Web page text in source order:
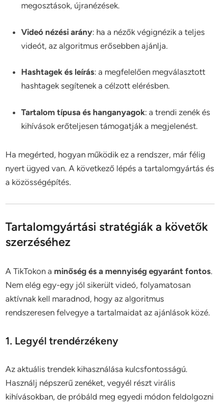
megosztások, újranézések.
Videó nézési arány: ha a nézők végignézik a teljes
videót, az algoritmus erősebben ajánlja.
Hashtagek és leírás: a megfelelően megválasztott
hashtagek segítenek a célzott elérésben.
Tartalom típusa és hanganyagok: a trendi zenék és
kihívások erőteljesen támogatják a megjelenést.
Ha megérted, hogyan működik ez a rendszer, már félig
nyert ügyed van. A következő lépés a tartalomgyártás és
a közösségépítés.
Tartalomgyártási stratégiák a követők
szerzéséhez
A TikTokon a minőség és a mennyiség egyaránt fontos.
Nem elég egy-egy jól sikerült videó, folyamatosan
aktívnak kell maradnod, hogy az algoritmus
rendszeresen felvegye a tartalmaidat az ajánlások közé.
1. Legyél trendérzékeny
Az aktuális trendek kihasználása kulcsfontosságú.
Használj népszerű zenéket, vegyél részt virális
kihívásokban, de próbáld meg egyedi módon feldolgozni